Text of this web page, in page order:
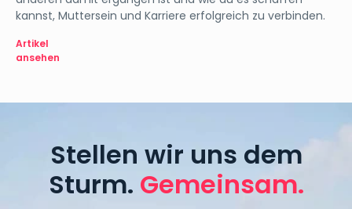
kannst, Muttersein und Karriere erfolgreich zu verbinden.
Artikel
ansehen
Stellen wir uns dem
Sturm. Gemeinsam.